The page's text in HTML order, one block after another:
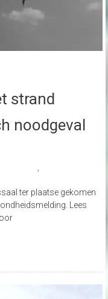
strand
noodgeval
,
ter plaatse gekomen
Lees